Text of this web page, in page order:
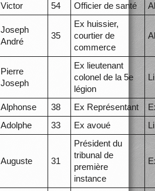
Victor 54 Officier de santé
Joseph
André
35
Ex huissier,
courtier de
commerce
Pierre
Joseph
Ex lieutenant
colonel de la 5e
légion
Alphonse 38 Ex Représentant
Adolphe 33 Ex avoué
Auguste 31
Président du
tribunal de
première
instance